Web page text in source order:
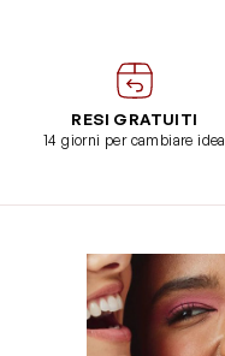
RESI GRATUITI
14 giorni per cambiare idea